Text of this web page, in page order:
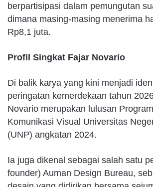
berpartisipasi dalam pemungutan
dimana masing-masing menerima
Rp8,1 juta.
Profil Singkat Fajar Novario
Di balik karya yang kini menjadi
peringatan kemerdekaan tahun
Novario merupakan lulusan
Komunikasi Visual Universitas
(UNP) angkatan 2024.
Ia juga dikenal sebagai salah satu
founder) Auman Design Bureau,